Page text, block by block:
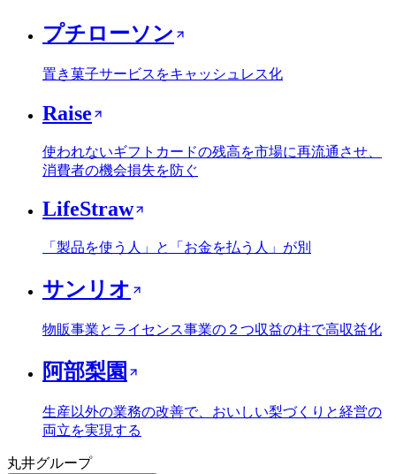
プチローソン
置き菓子サービスをキャッシュレス化
Raise
使われないギフトカードの残高を市場に再流通させ、
消費者の機会損失を防ぐ
LifeStraw
「製品を使う人」と「お金を払う人」が別
サンリオ
物販事業とライセンス事業の２つ収益の柱で高収益化
阿部梨園
生産以外の業務の改善で、おいしい梨づくりと経営の
両立を実現する
丸井グループ